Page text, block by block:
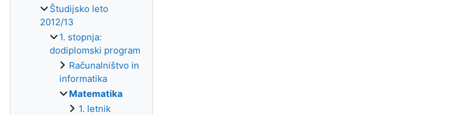
Študijsko leto
2012/13
1. stopnja:
dodiplomski program
Računalništvo in
informatika
Matematika
1. letnik